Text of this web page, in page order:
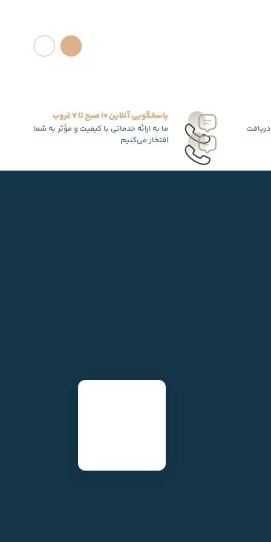
پاسخگویی آنلاین 10 صبح تا 7 غروب
ما به ارائه خدماتی با کیفیت و مؤثر به شما
افتخار می‌کنیم